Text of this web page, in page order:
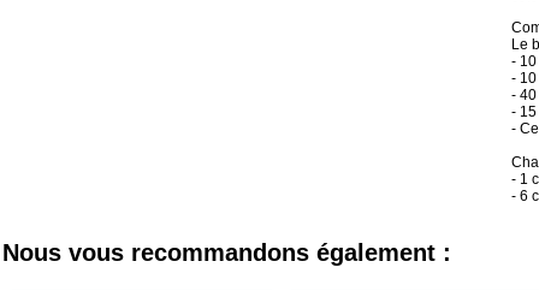
Le
-
-
-
-
-
- 1
- 6
Nous vous recommandons également :